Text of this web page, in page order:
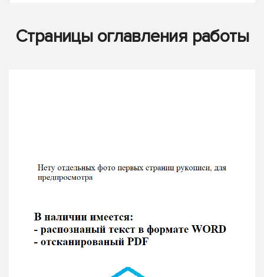
Страницы оглавления работы